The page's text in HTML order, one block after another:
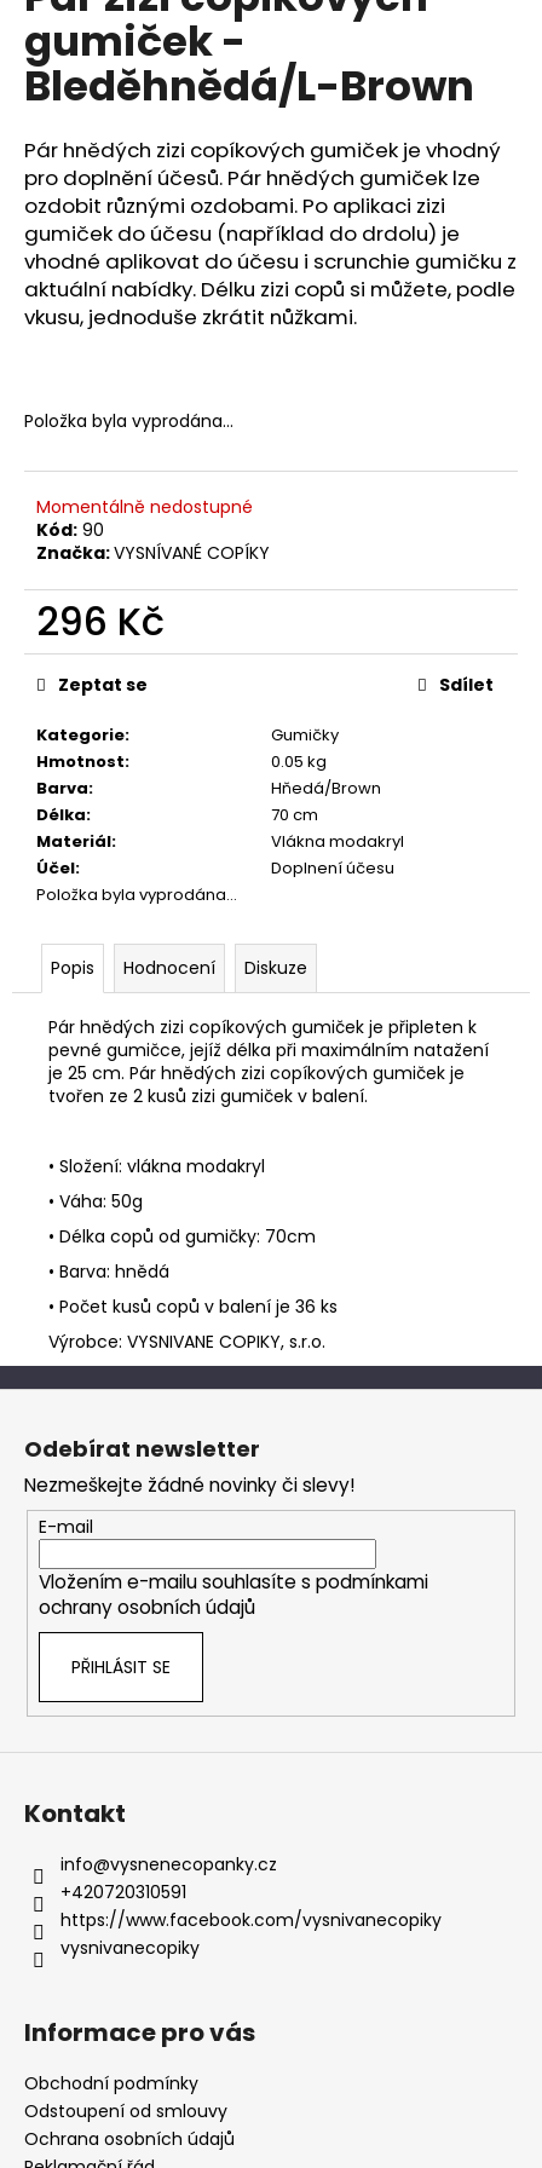
z
5
hvězdiček.
gumiček -
Bleděhnědá/L-Brown
Pár hnědých zizi copíkových gumiček je vhodný
pro doplnění účesů. Pár hnědých gumiček lze
ozdobit různými ozdobami. Po aplikaci zizi
gumiček do účesu (například do drdolu) je
vhodné aplikovat do účesu i scrunchie gumičku z
aktuální nabídky. Délku zizi copů si můžete, podle
vkusu, jednoduše zkrátit nůžkami.
Položka byla vyprodána…
Momentálně nedostupné
Kód: 90
Značka:VYSNÍVANÉ COPÍKY
296 Kč
Měrná
cena:
Kategorie:
Gumičky
Hmotnost:
0.05 kg
Barva:
Hňedá/Brown
Délka:
70 cm
Materiál:
Vlákna modakryl
Účel:
Doplnení účesu
Položka byla vyprodána…
Zeptat se Sdílet
Popis Hodnocení Diskuze
Pár hnědých zizi copíkových gumiček je připleten k
pevné gumičce, jejíž délka při maximálním natažení
je 25 cm. Pár hnědých zizi copíkových gumiček je
tvořen ze 2 kusů zizi gumiček v balení.
• Složení: vlákna modakryl
• Váha: 50g
• Délka copů od gumičky: 70cm
• Barva: hnědá
• Počet kusů copů v balení je 36 ks
Výrobce: VYSNIVANE COPIKY, s.r.o.
a
j
í
?
HLEDAT
o
o
u
č
j
m
e
Z
Odebírat newsletter
Nezmeškejte žádné novinky či slevy!
E-mail
Vložením e-mailu souhlasíte s podmínkami
ochrany osobních údajů
PŘIHLÁSIT SE
Kontakt
info@vysnenecopanky.cz
+420720310591
https://www.facebook.com/vysnivanecopiky
vysnivanecopiky
Informace pro vás
Obchodní podmínky
Odstoupení od smlouvy
Ochrana osobních údajů